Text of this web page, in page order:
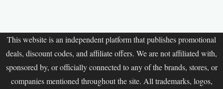
This website is an independent platform that publishes promotional
deals, discount codes, and affiliate offers. We are not affiliated with,
sponsored by, or officially connected to any of the brands, stores, or
companies mentioned throughout the site. All trademarks, logos,